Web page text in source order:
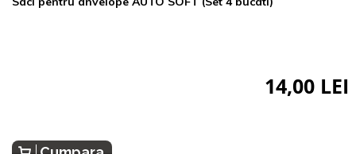
14,00 LEI